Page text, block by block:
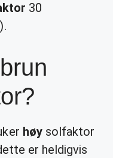
30
høysolfaktor
er heldigvis